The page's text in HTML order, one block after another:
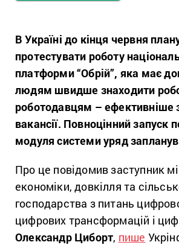
В Україні до кінця червня
протестувати роботу
платформи “Обрій”, яка має
людям швидше знаходити
роботодавцям – ефективніше
вакансії. Повноцінний запуск
модуля системи уряд
Про це повідомив заступник
економіки, довкілля та
господарства з питань
цифрових трансформацій і
Олександр Циборт, пише